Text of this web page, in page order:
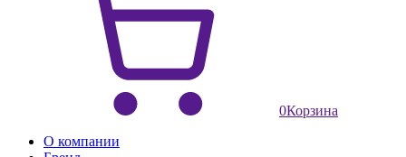
0Корзина
О компании